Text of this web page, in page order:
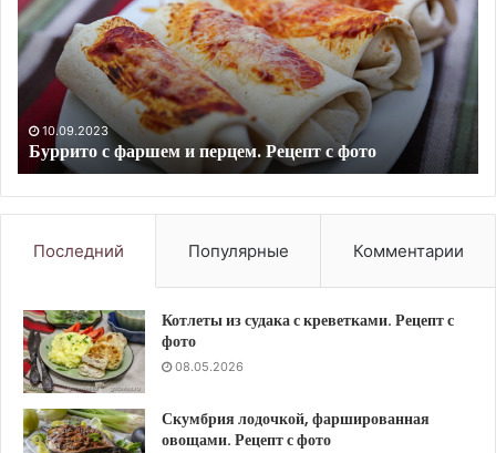
вишни
с
коньяком.
Рецепт
фото10.09.2023
Густое варенье из вишни с коньяком. Рецепт с фото
Последний Популярные Комментарии
Котлеты из судака с креветками. Рецепт с
фото
08.05.2026
Скумбрия лодочкой, фаршированная
овощами. Рецепт с фото